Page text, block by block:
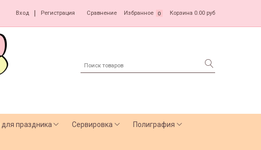
Вход Регистрация Сравнение Избранное 0 Корзина 0.00 руб
праздника Сервировка Полиграфия